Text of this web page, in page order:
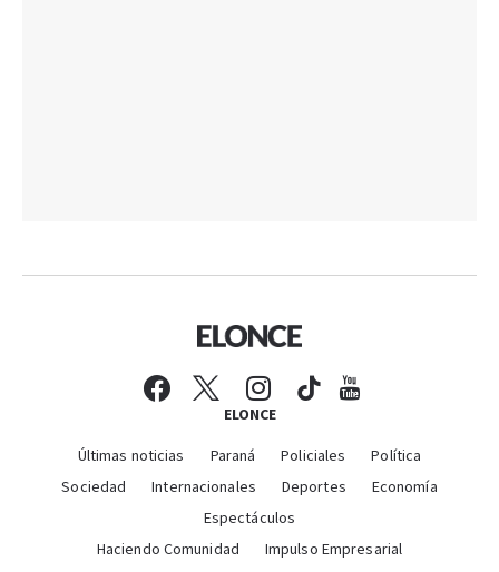
ELONCE
Últimas noticias Paraná Policiales
Política
Sociedad
Internacionales Deportes
Economía
Espectáculos
Haciendo Comunidad
Impulso Empresarial